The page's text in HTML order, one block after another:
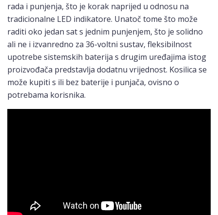
rada i punjenja, što je korak naprijed u odnosu na
tradicionalne LED indikatore. Unatoč tome što može
raditi oko jedan sat s jednim punjenjem, što je solidno
ali ne i izvanredno za 36-voltni sustav, fleksibilnost
upotrebe sistemskih baterija s drugim uređajima istog
proizvođača predstavlja dodatnu vrijednost. Kosilica se
može kupiti s ili bez baterije i punjača, ovisno o
potrebama korisnika.